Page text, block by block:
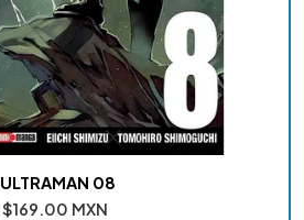
ULTRAMAN 08
$169.00 MXN